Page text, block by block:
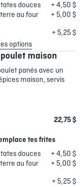
douces
+ 4,50 $
au four
+ 5,00 $
+ 5,25 $
options
maison
panés avec un
maison, servis
22,75 $
tes frites
douces
+ 4,50 $
au four
+ 5,00 $
+ 5,25 $